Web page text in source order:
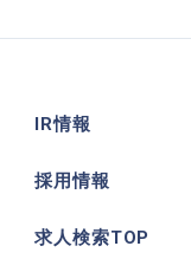
IR情報
採用情報
求人検索TOP